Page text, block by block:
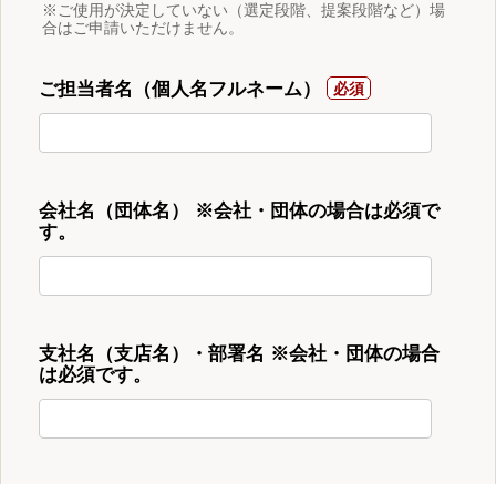
※ご使用が決定していない（選定段階、提案段階など）場
合はご申請いただけません。
ご担当者名（個人名フルネーム）
会社名（団体名） ※会社・団体の場合は必須で
す。
支社名（支店名）・部署名 ※会社・団体の場合
は必須です。